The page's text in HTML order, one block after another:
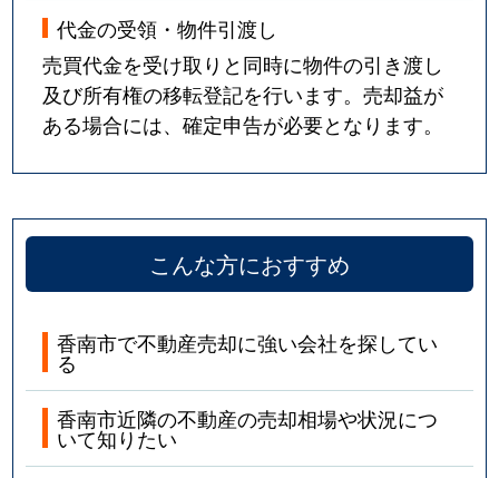
代金の受領・物件引渡し
売買代金を受け取りと同時に物件の引き渡し
及び所有権の移転登記を行います。売却益が
ある場合には、確定申告が必要となります。
こんな方におすすめ
香南市で不動産売却に強い会社を探してい
る
香南市近隣の不動産の売却相場や状況につ
いて知りたい